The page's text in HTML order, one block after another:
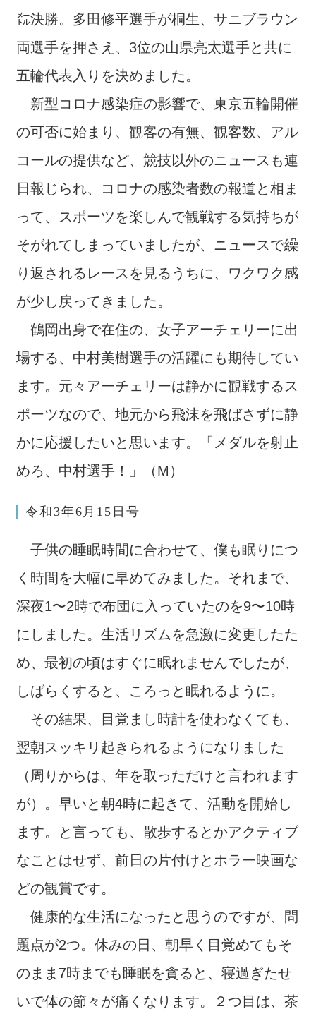
㍍決勝。多田修平選手が桐生、サニブラウン
両選手を押さえ、3位の山県亮太選手と共に
五輪代表入りを決めました。
新型コロナ感染症の影響で、東京五輪開催
の可否に始まり、観客の有無、観客数、アル
コールの提供など、競技以外のニュースも連
日報じられ、コロナの感染者数の報道と相ま
って、スポーツを楽しんで観戦する気持ちが
そがれてしまっていましたが、ニュースで繰
り返されるレースを見るうちに、ワクワク感
が少し戻ってきました。
鶴岡出身で在住の、女子アーチェリーに出
場する、中村美樹選手の活躍にも期待してい
ます。元々アーチェリーは静かに観戦するス
ポーツなので、地元から飛沫を飛ばさずに静
かに応援したいと思います。「メダルを射止
めろ、中村選手！」（M）
令和3年6月15日号
子供の睡眠時間に合わせて、僕も眠りにつ
く時間を大幅に早めてみました。それまで、
深夜1〜2時で布団に入っていたのを9〜10時
にしました。生活リズムを急激に変更したた
め、最初の頃はすぐに眠れませんでしたが、
しばらくすると、ころっと眠れるように。
その結果、目覚まし時計を使わなくても、
翌朝スッキリ起きられるようになりました
（周りからは、年を取っただけと言われます
が）。早いと朝4時に起きて、活動を開始し
ます。と言っても、散歩するとかアクティブ
なことはせず、前日の片付けとホラー映画な
どの観賞です。
健康的な生活になったと思うのですが、問
題点が2つ。休みの日、朝早く目覚めてもそ
のまま7時までも睡眠を貪ると、寝過ぎたせ
いで体の節々が痛くなります。２つ目は、茶